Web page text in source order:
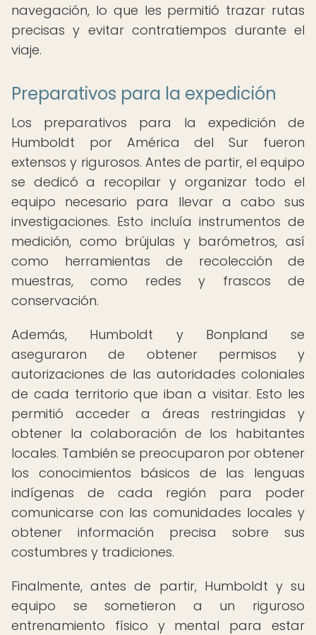
navegación, lo que les permitió trazar rutas
precisas y evitar contratiempos durante el
viaje.
Preparativos para la expedición
Los preparativos para la expedición de
Humboldt por América del Sur fueron
extensos y rigurosos. Antes de partir, el equipo
se dedicó a recopilar y organizar todo el
equipo necesario para llevar a cabo sus
investigaciones. Esto incluía instrumentos de
medición, como brújulas y barómetros, así
como herramientas de recolección de
muestras, como redes y frascos de
conservación.
Además, Humboldt y Bonpland se
aseguraron de obtener permisos y
autorizaciones de las autoridades coloniales
de cada territorio que iban a visitar. Esto les
permitió acceder a áreas restringidas y
obtener la colaboración de los habitantes
locales. También se preocuparon por obtener
los conocimientos básicos de las lenguas
indígenas de cada región para poder
comunicarse con las comunidades locales y
obtener información precisa sobre sus
costumbres y tradiciones.
Finalmente, antes de partir, Humboldt y su
equipo se sometieron a un riguroso
entrenamiento físico y mental para estar